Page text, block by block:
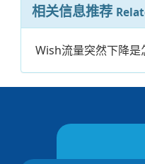
相关信息推荐
Wish流量突然下降是